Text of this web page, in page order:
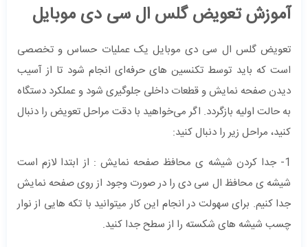
آموزش تعویض گلس ال سی دی موبایل
تعویض گلس ال سی دی موبایل یک عملیات حساس و تخصصی
است که باید توسط تکنسین‌ های حرفه‌ای انجام شود تا از آسیب
دیدن صفحه نمایش و قطعات داخلی جلوگیری شود و عملکرد دستگاه
به حالت اولیه بازگردد. اگر می‌خواهید با دقت مراحل تعویض را دنبال
کنید، مراحل زیر را دنبال کنید:
1- جدا کردن شیشه ی محافظ صفحه نمایش : از ابتدا لازم است
شیشه ی محافظ ال سی دی را در صورت وجود از روی صفحه نمایش
جدا کنیم. برای سهولت در انجام این کار میتوانید با تکه هایی از نوار
چسب شیشه های شکسته را از سطح جدا کنید.